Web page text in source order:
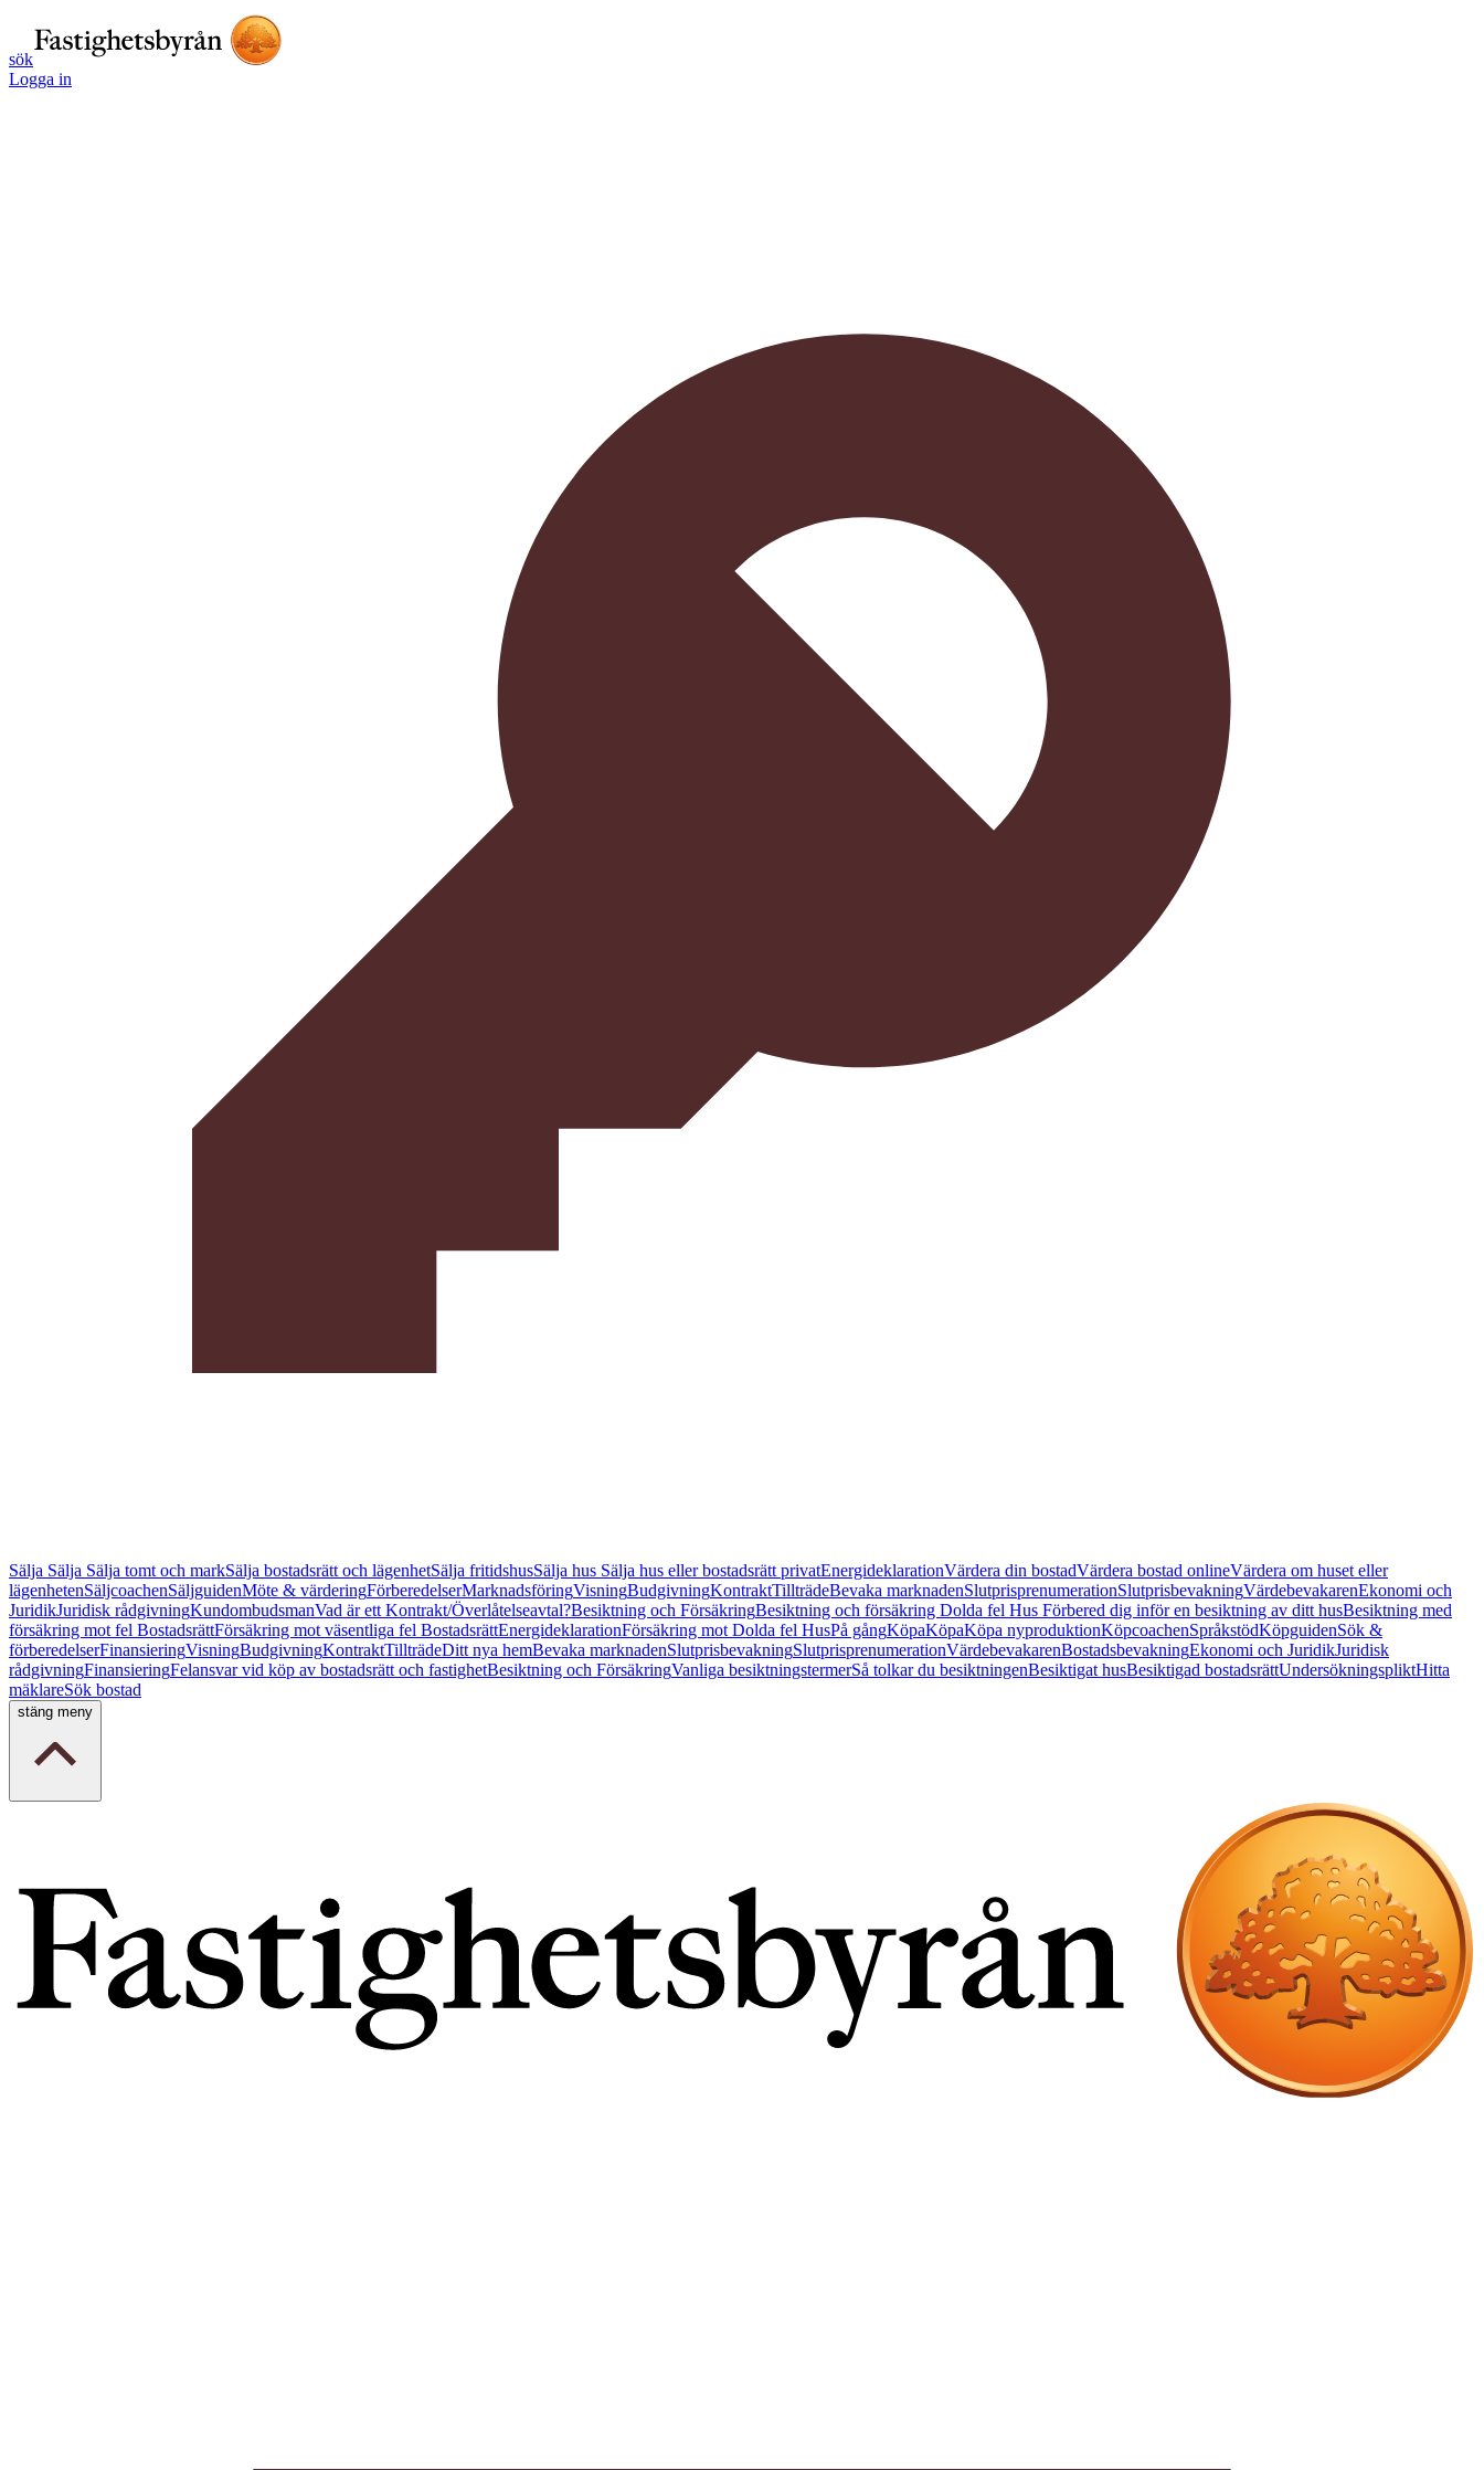
sök
Logga in
Sälja Sälja Sälja tomt och markSälja bostadsrätt och lägenhetSälja fritidshusSälja hus Sälja hus eller bostadsrätt privatEnergideklarationVärdera din bostadVärdera bostad onlineVärdera om huset eller
lägenhetenSäljcoachenSäljguidenMöte & värderingFörberedelserMarknadsföringVisningBudgivningKontraktTillträdeBevaka marknadenSlutprisprenumerationSlutprisbevakningVärdebevakarenEkonomi och
JuridikJuridisk rådgivningKundombudsmanVad är ett Kontrakt/Överlåtelseavtal?Besiktning och FörsäkringBesiktning och försäkring Dolda fel Hus Förbered dig inför en besiktning av ditt husBesiktning med
försäkring mot fel BostadsrättFörsäkring mot väsentliga fel BostadsrättEnergideklarationFörsäkring mot Dolda fel HusPå gångKöpaKöpaKöpa nyproduktionKöpcoachenSpråkstödKöpguidenSök &
förberedelserFinansieringVisningBudgivningKontraktTillträdeDitt nya hemBevaka marknadenSlutprisbevakningSlutprisprenumerationVärdebevakarenBostadsbevakningEkonomi och JuridikJuridisk
rådgivningFinansieringFelansvar vid köp av bostadsrätt och fastighetBesiktning och FörsäkringVanliga besiktningstermerSå tolkar du besiktningenBesiktigat husBesiktigad bostadsrättUndersökningspliktHitta
mäklareSök bostad
stäng meny